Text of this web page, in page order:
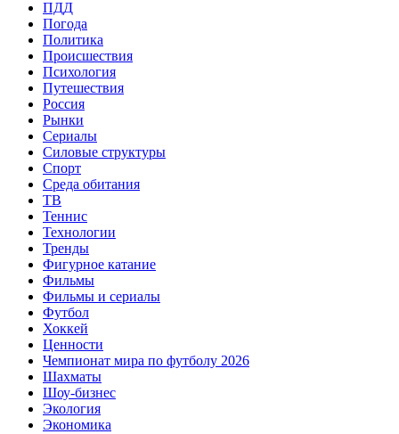
ПДД
Погода
Политика
Происшествия
Психология
Путешествия
Россия
Рынки
Сериалы
Силовые структуры
Спорт
Среда обитания
ТВ
Теннис
Технологии
Тренды
Фигурное катание
Фильмы
Фильмы и сериалы
Футбол
Хоккей
Ценности
Чемпионат мира по футболу 2026
Шахматы
Шоу-бизнес
Экология
Экономика